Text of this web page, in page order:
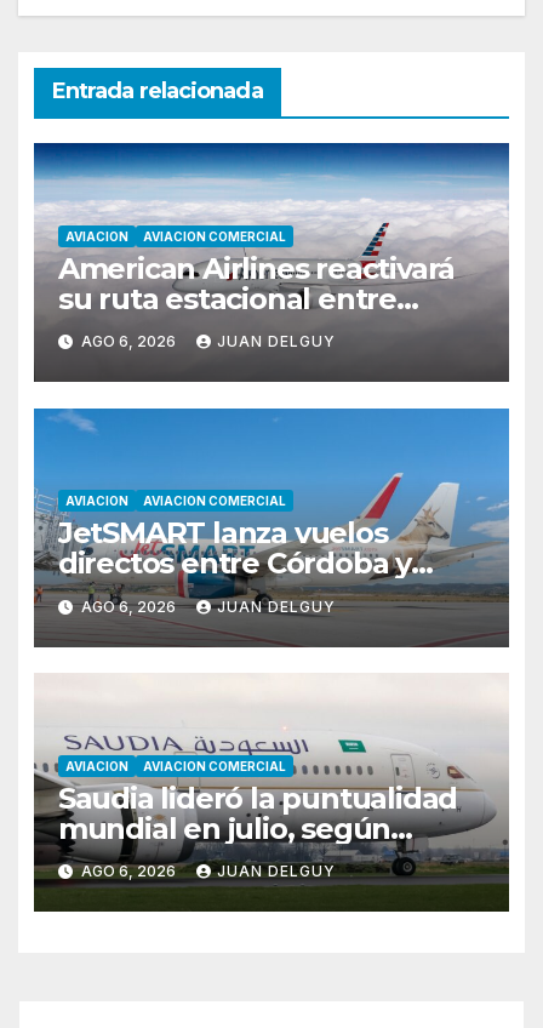
Entrada relacionada
AVIACION AVIACION COMERCIAL
American Airlines reactivará
su ruta estacional entre
Miami y Montevideo con
vuelos diarios
AGO 6, 2026 JUAN DELGUY
AVIACION AVIACION COMERCIAL
JetSMART lanza vuelos
directos entre Córdoba y
Florianópolis
AGO 6, 2026 JUAN DELGUY
AVIACION AVIACION COMERCIAL
Saudia lideró la puntualidad
mundial en julio, según
Cirium
AGO 6, 2026 JUAN DELGUY